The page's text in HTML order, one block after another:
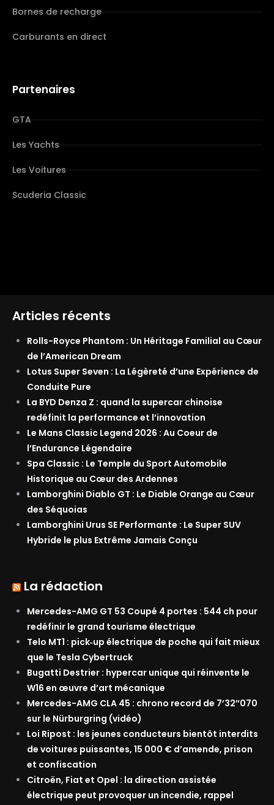
Bornes de recharge
Carburants en direct
Partenaires
GTA
Les Yachts
Les Voitures
Scuderia Classic
Articles récents
Rolls-Royce Phantom : Un Héritage Familial au Cœur
de l’American Dream
Lotus Super Seven : La Légèreté d’une Expérience de
Conduite Pure
La BYD Denza Z : quand la supercar chinoise
redéfinit la performance et l’innovation
Le Mans Classic Legend 2026 : Au Coeur de
l’Endurance Légendaire
Spa Classic : Le Temple du Sport Automobile
Historique au Cœur des Ardennes
Lamborghini Diablo GT : Le Diable Orange au Cœur
des Séquoias
Lamborghini Urus SE Performante : Le Super SUV
Hybride le plus Extrême Jamais Conçu
La rédaction
Mercedes-AMG GT 53 Coupé 4 portes : 544 ch pour
redéfinir le grand tourisme électrique
Telo MT1 : pick‑up électrique de poche qui fait mieux
que le Tesla Cybertruck
Bugatti Destrier : hypercar unique qui réinvente le
W16 en œuvre d’art mécanique
Mercedes-AMG CLA 45 : chrono record de 7’32″070
sur le Nürburgring (vidéo)
Loi Ripost : les jeunes conducteurs bientôt interdits
de voitures puissantes, 15 000 € d’amende, prison
et confiscation
Citroën, Fiat et Opel : la direction assistée
électrique peut provoquer un incendie, rappel